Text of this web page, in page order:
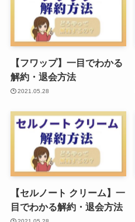
【フワップ】一目でわかる
解約・退会方法
2021.05.28
【セルノート クリーム】一
目でわかる解約・退会方法